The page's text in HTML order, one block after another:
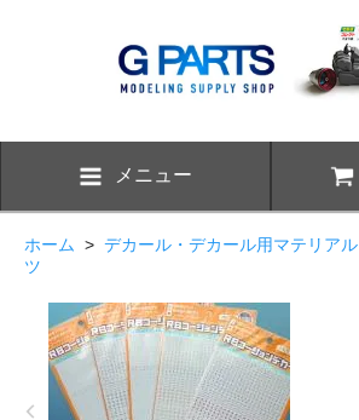
メニュー
ホーム > デカール・デカール用マテリアル
ツ